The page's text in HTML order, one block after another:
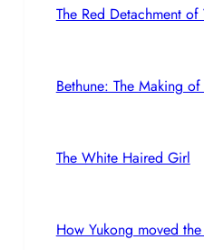
The Red Detachment
Bethune: The Making
The White Haired Girl
How Yukong moved